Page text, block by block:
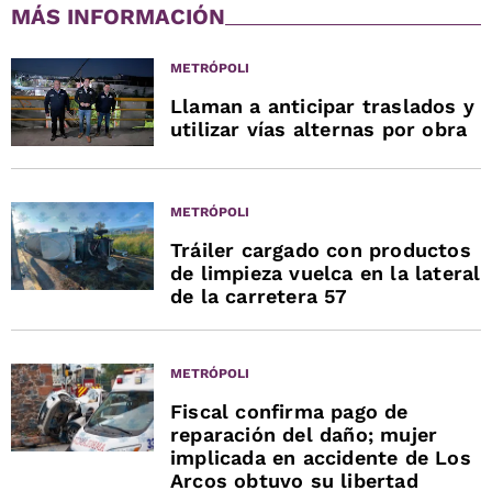
MÁS INFORMACIÓN
METRÓPOLI
Llaman a anticipar traslados y
utilizar vías alternas por obra
METRÓPOLI
Tráiler cargado con productos
de limpieza vuelca en la lateral
de la carretera 57
METRÓPOLI
Fiscal confirma pago de
reparación del daño; mujer
implicada en accidente de Los
Arcos obtuvo su libertad